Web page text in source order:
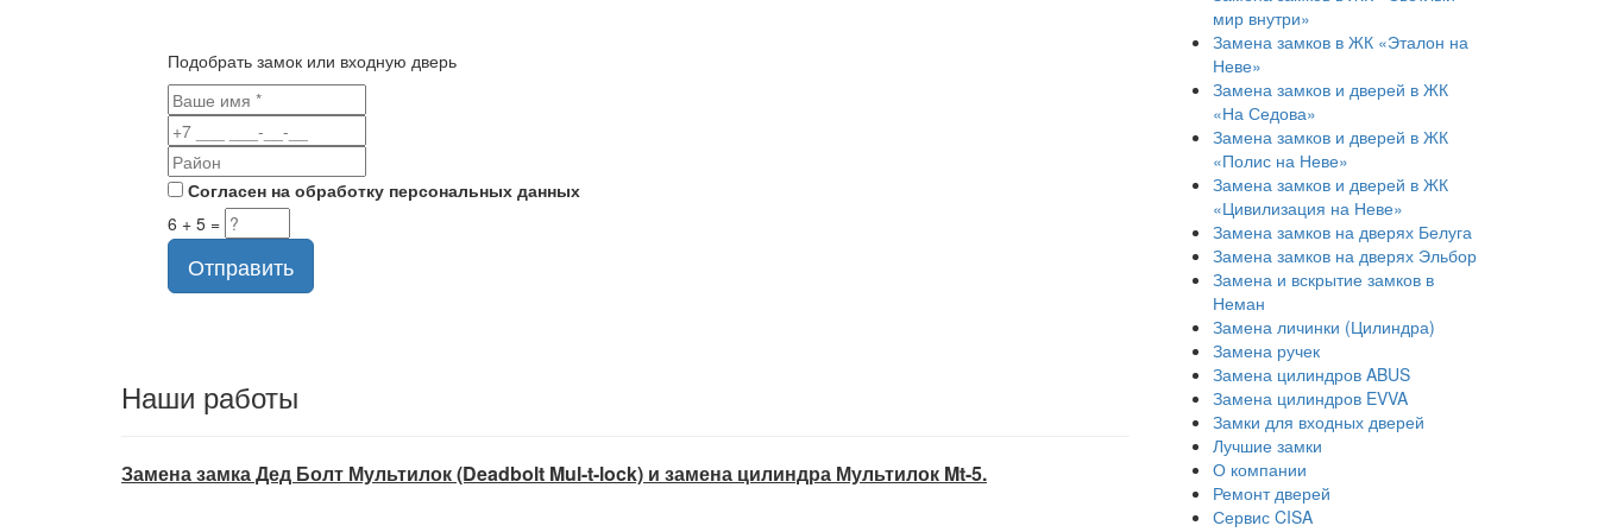
Подобрать замок или входную дверь
Согласен на обработку персональных данных
6 + 5 =
Отправить
Наши работы
Замена замка Дед Болт Мультилок (Deadbolt Mul-t-lock) и замена цилиндра Мультилок Mt-5.
мир внутри»
Замена замков в ЖК «Эталон на
Неве»
Замена замков и дверей в ЖК
«На Седова»
Замена замков и дверей в ЖК
«Полис на Неве»
Замена замков и дверей в ЖК
«Цивилизация на Неве»
Замена замков на дверях Белуга
Замена замков на дверях Эльбор
Замена и вскрытие замков в
Неман
Замена личинки (Цилиндра)
Замена ручек
Замена цилиндров ABUS
Замена цилиндров EVVA
Замки для входных дверей
Лучшие замки
О компании
Ремонт дверей
Сервис CISA